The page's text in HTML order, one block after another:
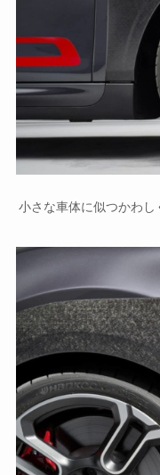
小さな車体に似つかわし